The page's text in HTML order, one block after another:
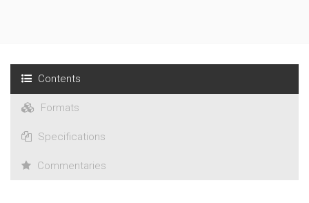
Contents
Formats
Specifications
Commentaries